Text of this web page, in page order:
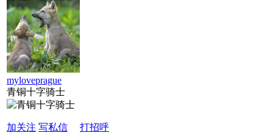
myloveprague
青铜十字骑士
加关注 写私信 打招呼